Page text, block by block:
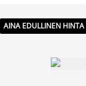
AINA EDULLINEN HINTA